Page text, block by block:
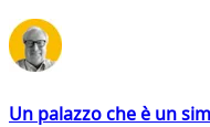
Un palazzo che è un